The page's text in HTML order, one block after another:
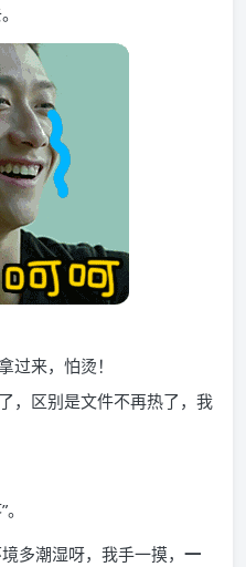
来，怕烫！
，区别是文件不再热了，我
多潮湿呀，我手一摸， 一